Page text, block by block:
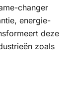
changer
energie-
deze
zoals